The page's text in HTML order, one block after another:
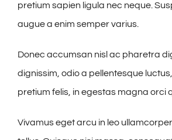
pretium sapien ligula nec neque.
augue a enim semper varius.
Donec accumsan nisl ac pharetra
dignissim, odio a pellentesque
pretium felis, in egestas magna orci
Vivamus eget arcu in leo